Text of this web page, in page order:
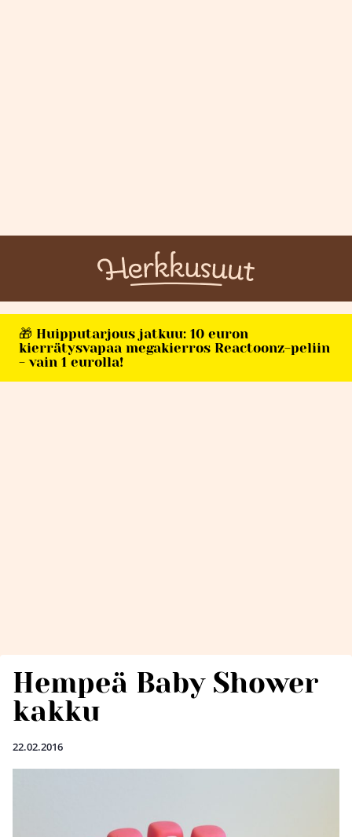
🎁 Huipputarjous jatkuu: 10 euron
kierrätysvapaa megakierros Reactoonz-peliin
- vain 1 eurolla!
Hempeä Baby Shower
kakku
22.02.2016